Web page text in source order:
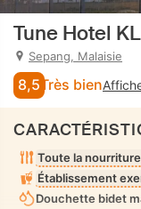
Tune Hotel
Sepang, Malaisie
8,5 Très bien
Toute la
Établissement
Douchette bidet